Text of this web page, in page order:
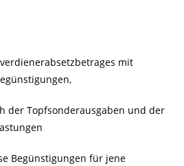
mit
der Topfsonderausgaben und der
Begünstigungen für jene